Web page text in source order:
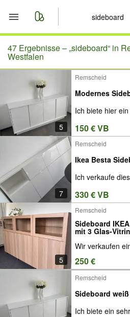
Start
Merkliste
Nachrichten
Anzeige aufgeben
47 Ergebnisse –„sideboard“ in
Westfalen
5
Remscheid
Modernes
Ich biete hier
150 € VB
7
Remscheid
Ikea Besta
Ich verkaufe
330 € VB
5
Remscheid
Sideboard
mit 3 Glas-
Wir verkaufen
250 €
Remscheid
Sideboard
Ich biete ein